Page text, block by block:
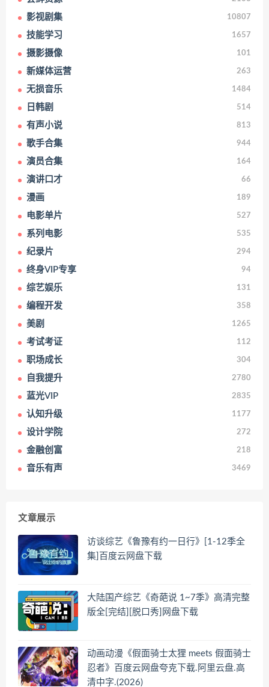
影视剧集 10807
技能学习 1657
摄影摄像 101
新媒体运营 263
无损音乐 1484
日韩剧 514
有声小说 813
歌手合集 944
演员合集 164
演讲口才 66
漫画 189
电影单片 527
系列电影 535
纪录片 294
终身VIP专享 94
综艺娱乐 131
编程开发 358
美剧 1265
考试考证 112
职场成长 304
自我提升 2780
蓝光VIP 2835
认知升级 1177
设计学院 272
金融创富 218
音乐有声 3469
文章展示
访谈综艺《鲁豫有约一日行》[1-12季全
集]百度云网盘下载
大陆国产综艺《奇葩说 1~7季》高清完整
版全[完结][脱口秀]网盘下载
动画动漫《假面骑士太狸 meets 假面骑士
忍者》百度云网盘夸克下载.阿里云盘.高
清中字.(2026)